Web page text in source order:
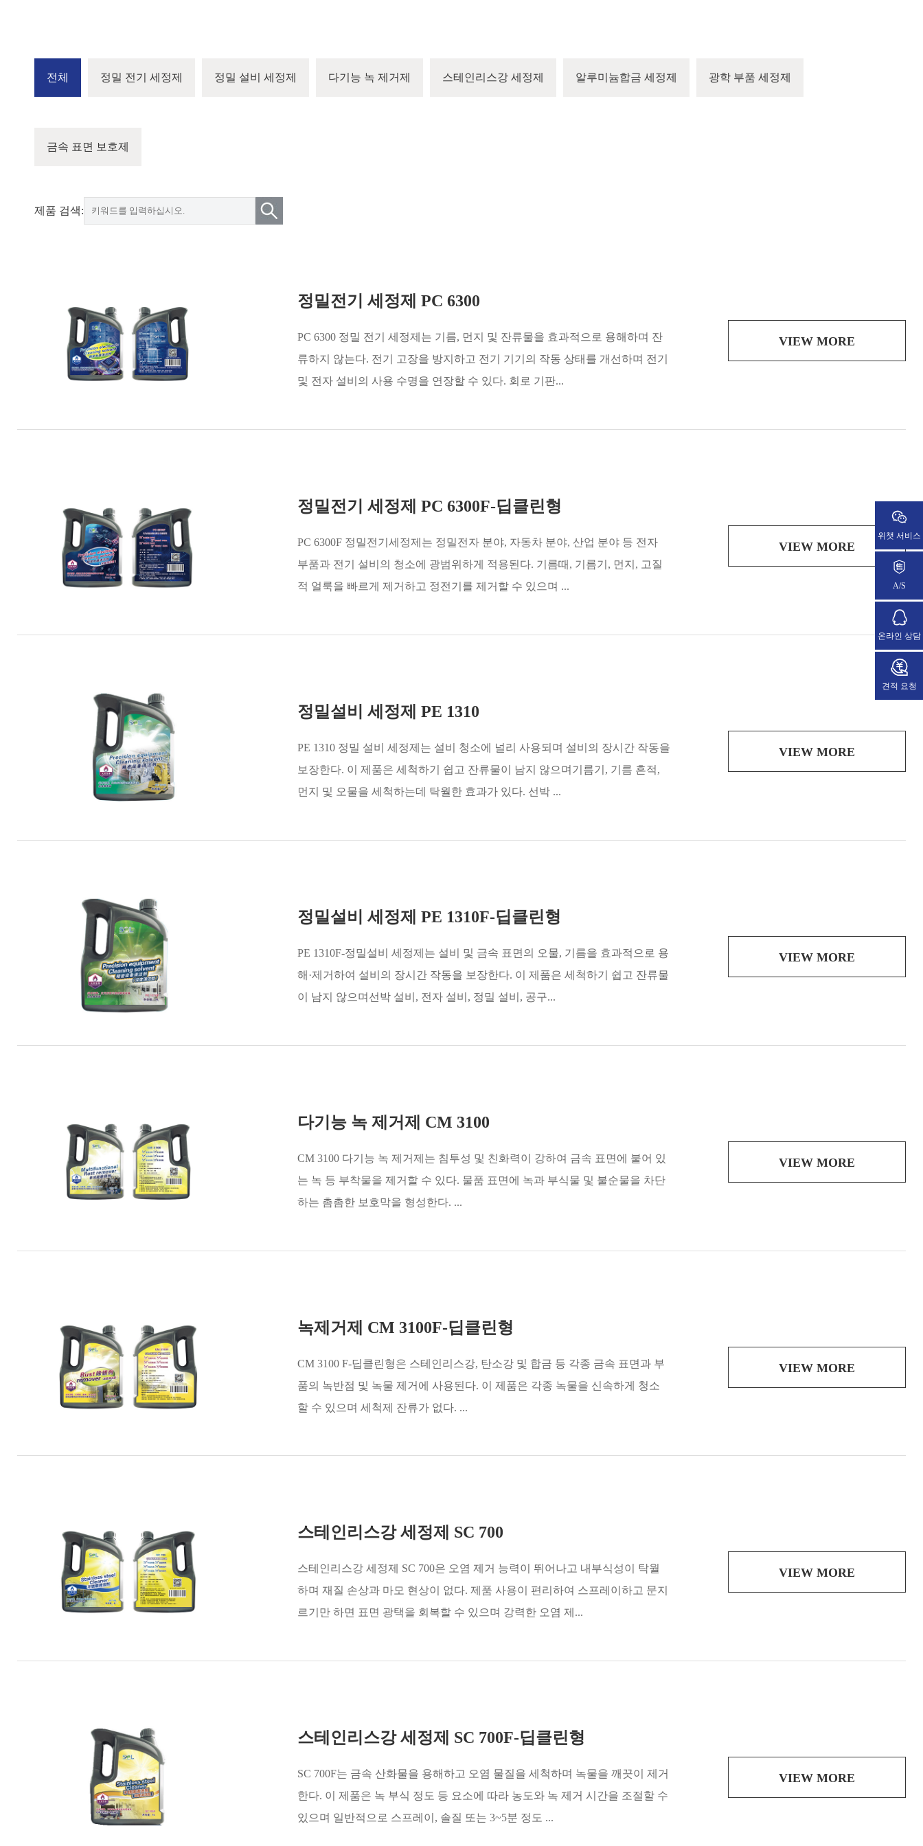
전체 정밀 전기 세정제 정밀 설비 세정제 다기능 녹 제거제 스테인리스강 세정제 알루미늄합금 세정제 광학 부품 세정제
금속 표면 보호제
제품 검색:
정밀전기 세정제 PC 6300
PC 6300 정밀 전기 세정제는 기름, 먼지 및 잔류물을 효과적으로 용해하며 잔
류하지 않는다. 전기 고장을 방지하고 전기 기기의 작동 상태를 개선하며 전기
및 전자 설비의 사용 수명을 연장할 수 있다. 회로 기판...
VIEW MORE
정밀전기 세정제 PC 6300F-딥클린형
PC 6300F 정밀전기세정제는 정밀전자 분야, 자동차 분야, 산업 분야 등 전자
부품과 전기 설비의 청소에 광범위하게 적용된다. 기름때, 기름기, 먼지, 고질
적 얼룩을 빠르게 제거하고 정전기를 제거할 수 있으며 ...
VIEW MORE
정밀설비 세정제 PE 1310
PE 1310 정밀 설비 세정제는 설비 청소에 널리 사용되며 설비의 장시간 작동을
보장한다. 이 제품은 세척하기 쉽고 잔류물이 남지 않으며기름기, 기름 흔적,
먼지 및 오물을 세척하는데 탁월한 효과가 있다. 선박 ...
VIEW MORE
정밀설비 세정제 PE 1310F-딥클린형
PE 1310F-정밀설비 세정제는 설비 및 금속 표면의 오물, 기름을 효과적으로 용
해·제거하여 설비의 장시간 작동을 보장한다. 이 제품은 세척하기 쉽고 잔류물
이 남지 않으며선박 설비, 전자 설비, 정밀 설비, 공구...
VIEW MORE
다기능 녹 제거제 CM 3100
CM 3100 다기능 녹 제거제는 침투성 및 친화력이 강하여 금속 표면에 붙어 있
는 녹 등 부착물을 제거할 수 있다. 물품 표면에 녹과 부식물 및 불순물을 차단
하는 촘촘한 보호막을 형성한다. ...
VIEW MORE
녹제거제 CM 3100F-딥클린형
CM 3100 F-딥클린형은 스테인리스강, 탄소강 및 합금 등 각종 금속 표면과 부
품의 녹반점 및 녹물 제거에 사용된다. 이 제품은 각종 녹물을 신속하게 청소
할 수 있으며 세척제 잔류가 없다. ...
VIEW MORE
스테인리스강 세정제 SC 700
스테인리스강 세정제 SC 700은 오염 제거 능력이 뛰어나고 내부식성이 탁월
하며 재질 손상과 마모 현상이 없다. 제품 사용이 편리하여 스프레이하고 문지
르기만 하면 표면 광택을 회복할 수 있으며 강력한 오염 제...
VIEW MORE
스테인리스강 세정제 SC 700F-딥클린형
SC 700F는 금속 산화물을 용해하고 오염 물질을 세척하며 녹물을 깨끗이 제거
한다. 이 제품은 녹 부식 정도 등 요소에 따라 농도와 녹 제거 시간을 조절할 수
있으며 일반적으로 스프레이, 솔질 또는 3~5분 정도 ...
VIEW MORE
위챗 서비스
A/S
온라인 상담
견적 요청